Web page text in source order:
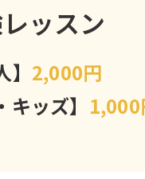
ッスン
】 2,000円
キッズ】 1,000